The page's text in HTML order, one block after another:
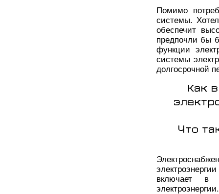
Помимо
системы.
обеспечит
предпочли бы
функции
системы
долгосрочной
Как
Что
включает в
электроэнергии.